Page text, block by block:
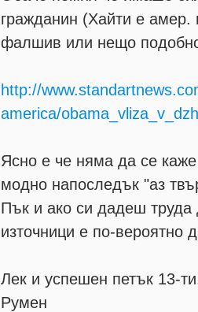
гражданин (Хайти е
фалшив или нещо
http://
america/
Ясно е че няма да се
модно напоследък "аз
Пък и ако си дадеш труда
източници е по-вероятно
Лек и успешен петък 13-
Румен